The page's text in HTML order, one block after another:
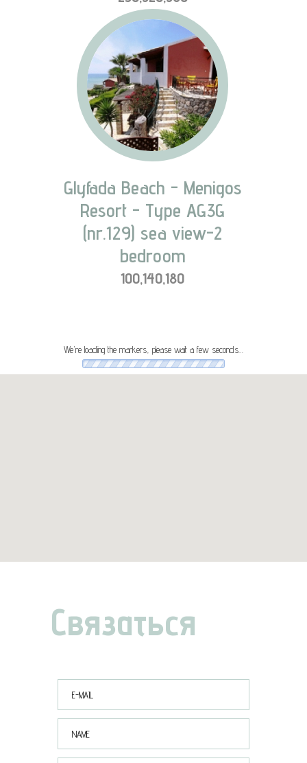
Glyfada Beach - Menigos
Resort - Type AG3G
(nr.129) sea view-2
bedroom
100,140,180
We're loading the markers, please wait a few seconds…
Связаться